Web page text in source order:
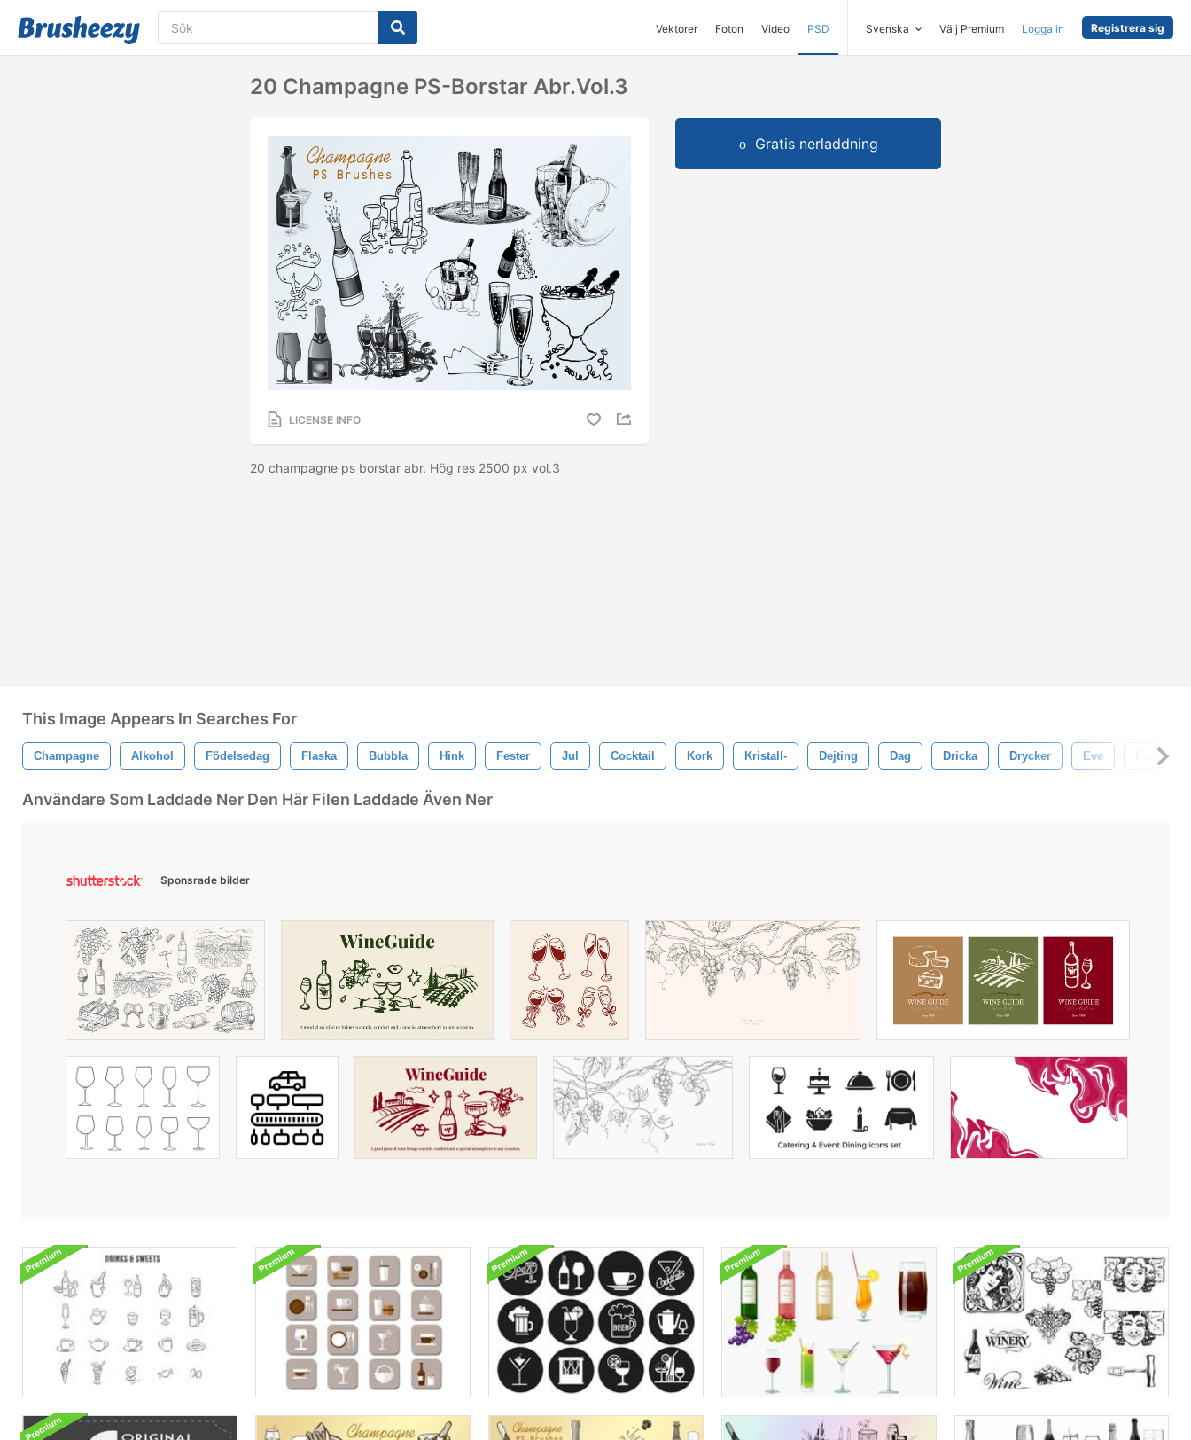
Vektorer Foton Video PSD Svenska Välj Premium Logga in Registrera sig
20 Champagne PS-Borstar Abr.vol.3
LICENSE INFO
20 champagne ps borstar abr. Hög res 2500 px vol.3
Gratis nerladdning
This Image Appears In Searches For
Champagne Alkohol Födelsedag Flaska Bubbla Hink Fester Jul Cocktail Kork Kristall- Dejting Dag Dricka Drycker Eve
Användare Som Laddade Ner Den Här Filen Laddade Även Ner
Sponsrade bilder